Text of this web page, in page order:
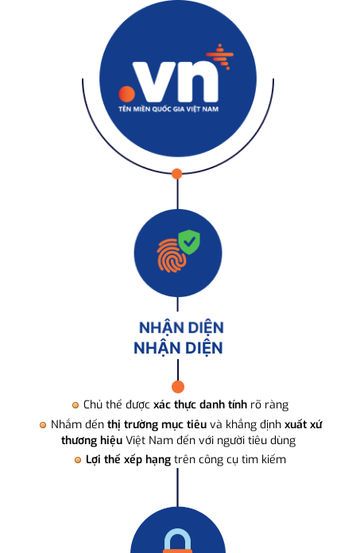
NHẬN DIỆN
Chủ thể được xác thực danh tính rõ ràng
Nhắm đến thị trường mục tiêuvà khẳng định xuất xứ
thương hiệuViệt Nam đến với người tiêu dùng
Lợi thế xếp hạng trên công cụ tìm kiếm